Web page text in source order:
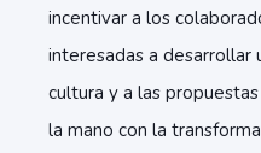
incentivar a los
interesadas a desarrollar
cultura y a las
la mano con la